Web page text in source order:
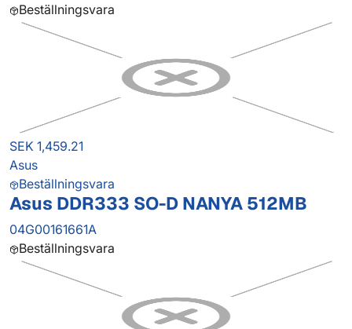
Beställningsvara
SEK 1,459.21
Asus
Beställningsvara
Asus DDR333 SO-D NANYA 512MB
04G00161661A
Beställningsvara